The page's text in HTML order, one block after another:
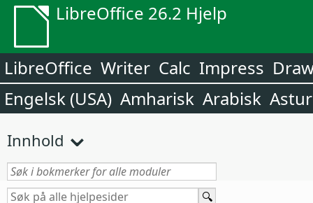
LibreOffice 26.2 Hjelp
LibreOffice Writer Calc Impress
Engelsk (USA) Amharisk Arabisk
Innhold